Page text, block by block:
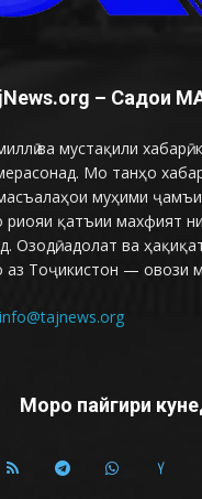
– Садои
ва мустақили
Мо танҳо
муҳими
қатъии махфият
Озодӣ, адолат ва
аз Тоҷикистон — овози
info@tajnews.org
Моро пайгири